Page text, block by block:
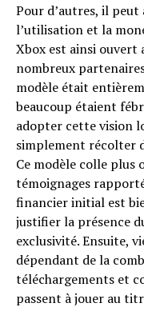
Pour d’autres, il peut
l’utilisation et la
Xbox est ainsi ouvert
nombreux
modèle était
beaucoup étaient
adopter cette vision
simplement récolter
Ce modèle colle plus
témoignages
financier initial est
justifier la présence
exclusivité. Ensuite,
dépendant de la
téléchargements et
passent à jouer au